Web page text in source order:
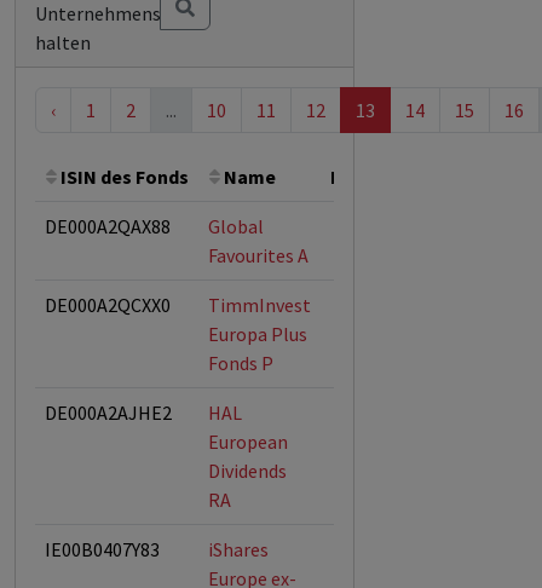
Unternehmens
halten
‹ 1 2 ... 10 11 12 13 14 15 16
ISIN des Fonds Name Bemerkung
DE000A2QAX88
Global
Favourites A
DE000A2QCXX0
TimmInvest
Europa Plus
Fonds P
DE000A2AJHE2
HAL
European
Dividends
RA
IE00B0407Y83
iShares
Europe ex-